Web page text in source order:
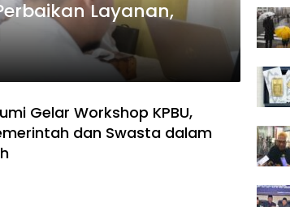
Layanan,
Gelar Workshop KPBU,
dan Swasta dalam